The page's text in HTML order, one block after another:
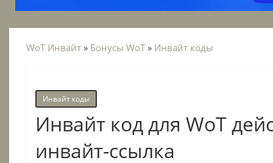
WoT Инвайт » Бонусы WoT » Инвайт коды
Инвайт коды
Инвайт код для WoT
инвайт-ссылка